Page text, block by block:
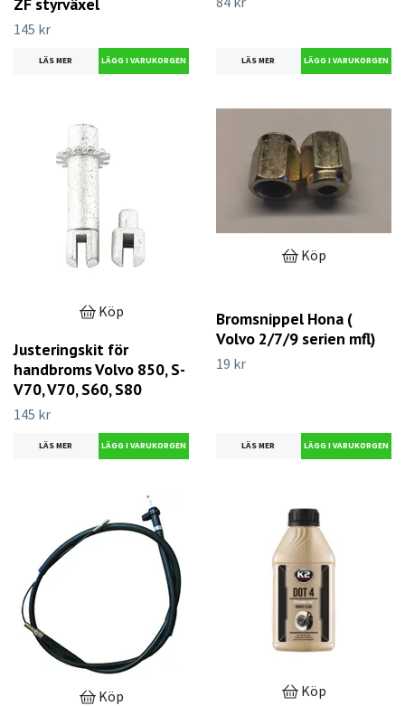
145 kr
LÄS MER LÄS MER
Köp
Justeringskit för
handbroms Volvo 850, S-
V70, V70, S60, S80
145 kr
LÄS MER
Köp
Bromsnippel Hona (
Volvo 2/7/9 serien mfl)
19 kr
LÄS MER
Köp Köp